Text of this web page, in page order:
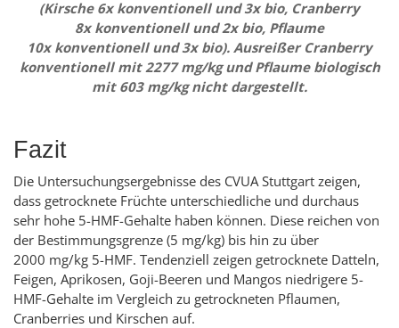
(Kirsche 6x konventionell und 3x bio, Cranberry
8x konventionell und 2x bio, Pflaume
10x konventionell und 3x bio). Ausreißer Cranberry
konventionell mit 2277 mg/kg und Pflaume biologisch
mit 603 mg/kg nicht dargestellt.
Fazit
Die Untersuchungsergebnisse des CVUA Stuttgart zeigen,
dass getrocknete Früchte unterschiedliche und durchaus
sehr hohe 5-HMF-Gehalte haben können. Diese reichen von
der Bestimmungsgrenze (5 mg/kg) bis hin zu über
2000 mg/kg 5-HMF. Tendenziell zeigen getrocknete Datteln,
Feigen, Aprikosen, Goji-Beeren und Mangos niedrigere 5-
HMF-Gehalte im Vergleich zu getrockneten Pflaumen,
Cranberries und Kirschen auf.